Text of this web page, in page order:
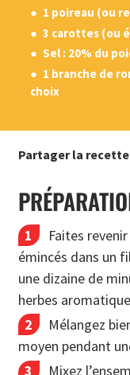
1 poireau (ou
3 carottes (ou
Sel : 20% du
1 branche de
choix
Partager la recette
Faites
émincés dans un
une dizaine de
herbes
Mélangez
moyen pendant
Mixez